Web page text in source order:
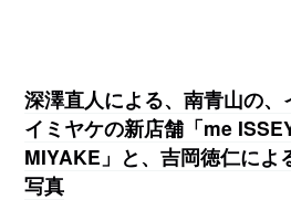
深澤直人による、南青山の、
イミヤケの新店舗「me
MIYAKE」と、吉岡徳仁によ
写真